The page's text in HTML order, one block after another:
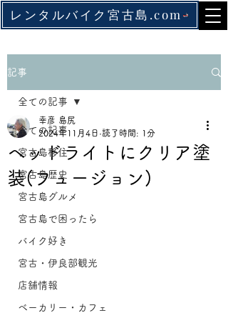
レンタルバイク宮古島.com
記事
全ての記事
宮古島移住
宮古島歴史
宮古島グルメ
宮古島で困ったら
バイク好き
宮古・伊良部観光
店舗情報
ベーカリー・カフェ
全ての記事
ヘッドライトにクリア塗
装(フュージョン)
幸彦 島尻
2024年11月4日 読了時間: 1分